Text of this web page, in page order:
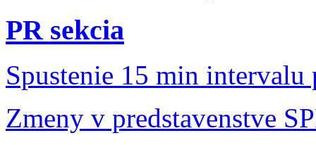
PR sekcia
Spustenie 15 min intervalu
Zmeny v predstavenstve